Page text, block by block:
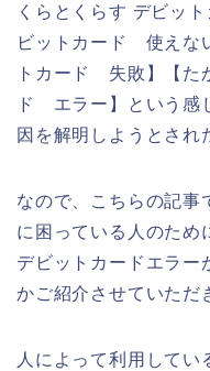
くらとくらす デビッ
ビットカード 使えな
トカード 失敗】【た
ド エラー】という感
因を解明しようとされ
なので、こちらの記事
に困っている人のため
デビットカードエラー
かご紹介させていただ
人によって利用してい